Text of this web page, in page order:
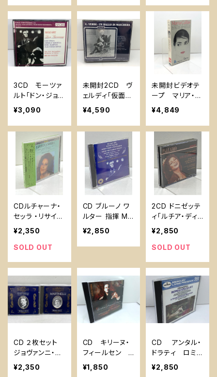
o: Lella Cuberl
対訳付き
ウィーンフィル
3CD モーツァ
ルト「ドン・ジョヴ
ァンニ」 ブルー
ノ・ワルター指
揮 伊盤
¥3,090
未開封2CD ヴ
ェルディ「仮面舞
踏会」パニッツァ
指揮 ユッシ・ビ
ョルリング G・
¥4,590
未開封ビデオテ
ープ マリア・カ
ラス Paris De
but [VHS] Em
d/EMI Classics
¥4,849
CDルチャーナ・
セッラ ・リサイタ
ル アルベルト・
ゼッダ指揮 19
83ミラノ・ジュゼ
音楽院
¥2,350
SOLD OUT
CD ブルーノ ワ
ルター 指揮 MA
HLER’s First S
ymphony with
theNBC Symp
aニューリマスタ
ー版
¥2,850
2CD ドニゼッテ
ィ「ルチア・ディ・
ランメルモール」
Gaetano Doni
zetti – Lucia D
Orchestra E C
oro Del Teatr
o Alla Scala Di
Milano, Nino S
anzogno
¥2,850
SOLD OUT
CD ２枚セット
ジョヴァンニ・マ
ルティネッリ 1
885-1969、191
¥2,350
CD キリーヌ・
フィールセン
ジルケ・アヴェン
ハウス 「ETCE
¥1,850
CD アンタル・
ドラティ ロミオ
とジュリエット
プロコフィエ
¥2,850